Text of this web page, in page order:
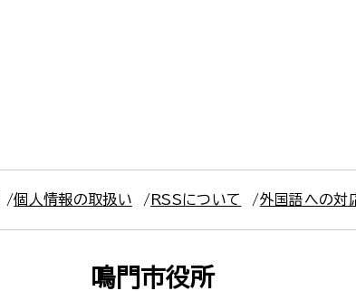
個人情報の取扱い RSSについて 外国語への対
鳴門市役所